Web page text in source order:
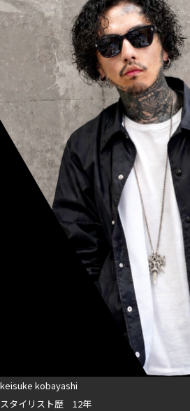
keisuke kobayashi
スタイリスト歴 12年